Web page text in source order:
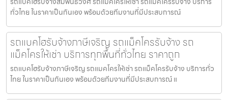
ทั่วไทย ในราคาเป็นกันเอง พร้อมด้วยทีมงานที่มีประสบการณ์
รถแบคโฮรับจ้างภาษีเจริญ รถแม็คโครรับจ้าง รถ
แม็คโครให้เช่า บริการทุกพื้นที่ทั่วไทย ราคาถูก
รถแบคโฮรับจ้างภาษีเจริญ รถแมคโครให้เช่า รถแม็คโครรับจ้าง บริการทั่ว
ไทย ในราคาเป็นกันเอง พร้อมด้วยทีมงานที่มีประสบการณ์ แ